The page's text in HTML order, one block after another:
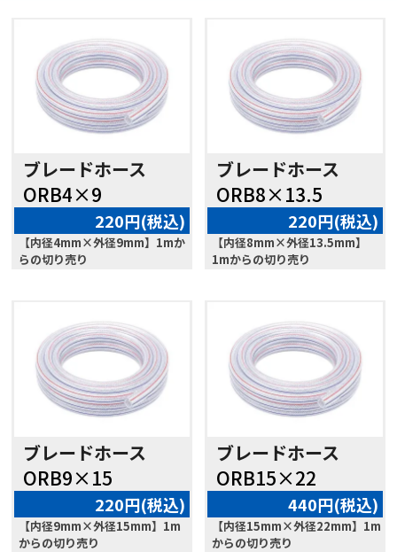
ブレードホース
ORB4×9
220円(税込)
【内径4mm×外径9mm】1mか
らの切り売り
ブレードホース
ORB8×13.5
220円(税込)
【内径8mm×外径13.5mm】
1mからの切り売り
ブレードホース
ORB9×15
220円(税込)
【内径9mm×外径15mm】1m
からの切り売り
ブレードホース
ORB15×22
440円(税込)
【内径15mm×外径22mm】1m
からの切り売り